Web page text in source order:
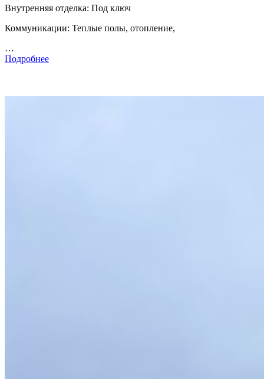
Внутренняя отделка: Под ключ
Коммуникации: Теплые полы, отопление,
…
Подробнее